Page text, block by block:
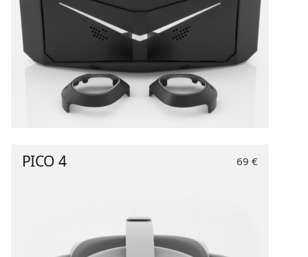
PICO 4 69 €